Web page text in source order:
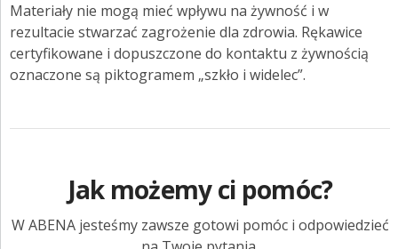
Materiały nie mogą mieć wpływu na żywność i w
rezultacie stwarzać zagrożenie dla zdrowia. Rękawice
certyfikowane i dopuszczone do kontaktu z żywnością
oznaczone są piktogramem „szkło i widelec”.
Jak możemy ci pomóc?
W ABENA jesteśmy zawsze gotowi pomóc i odpowiedzieć